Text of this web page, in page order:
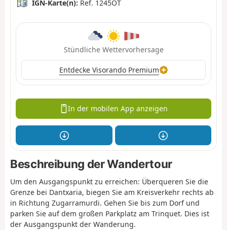
IGN-Karte(n): Ref. 1245OT
Stündliche Wettervorhersage
Entdecke Visorando Premium
In der mobilen App anzeigen
Beschreibung der Wandertour
Um den Ausgangspunkt zu erreichen: Überqueren Sie die
Grenze bei Dantxaria, biegen Sie am Kreisverkehr rechts ab
in Richtung Zugarramurdi. Gehen Sie bis zum Dorf und
parken Sie auf dem großen Parkplatz am Trinquet. Dies ist
der Ausgangspunkt der Wanderung.